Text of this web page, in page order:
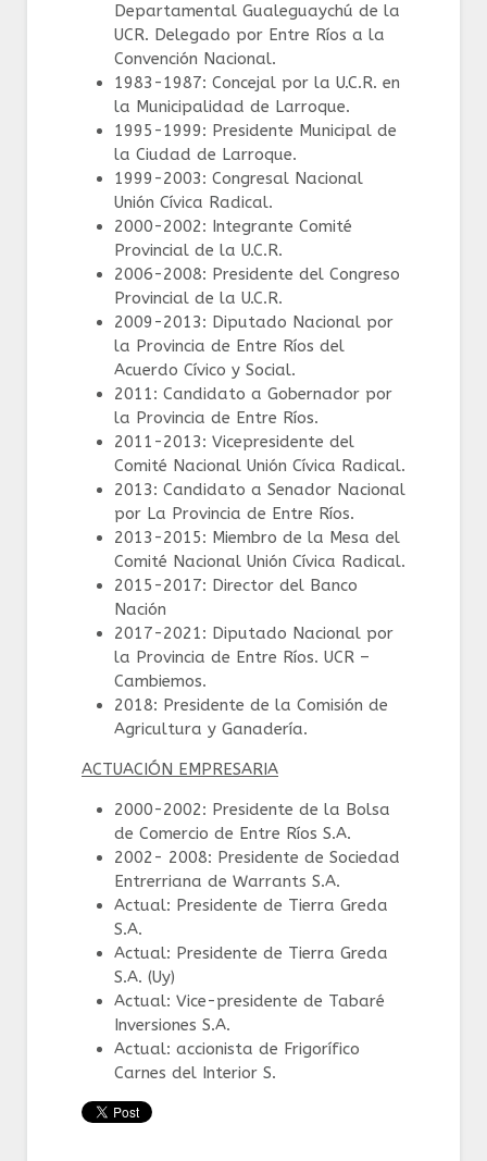
Departamental Gualeguaychú de la
UCR. Delegado por Entre Ríos a la
Convención Nacional.
1983-1987: Concejal por la U.C.R. en
la Municipalidad de Larroque.
1995-1999: Presidente Municipal de
la Ciudad de Larroque.
1999-2003: Congresal Nacional
Unión Cívica Radical.
2000-2002: Integrante Comité
Provincial de la U.C.R.
2006-2008: Presidente del Congreso
Provincial de la U.C.R.
2009-2013: Diputado Nacional por
la Provincia de Entre Ríos del
Acuerdo Cívico y Social.
2011: Candidato a Gobernador por
la Provincia de Entre Ríos.
2011-2013: Vicepresidente del
Comité Nacional Unión Cívica Radical.
2013: Candidato a Senador Nacional
por La Provincia de Entre Ríos.
2013-2015: Miembro de la Mesa del
Comité Nacional Unión Cívica Radical.
2015-2017: Director del Banco
Nación
2017-2021: Diputado Nacional por
la Provincia de Entre Ríos. UCR –
Cambiemos.
2018: Presidente de la Comisión de
Agricultura y Ganadería.
ACTUACIÓN EMPRESARIA
2000-2002: Presidente de la Bolsa
de Comercio de Entre Ríos S.A.
2002- 2008: Presidente de Sociedad
Entrerriana de Warrants S.A.
Actual: Presidente de Tierra Greda
S.A.
Actual: Presidente de Tierra Greda
S.A. (Uy)
Actual: Vice-presidente de Tabaré
Inversiones S.A.
Actual: accionista de Frigorífico
Carnes del Interior S.